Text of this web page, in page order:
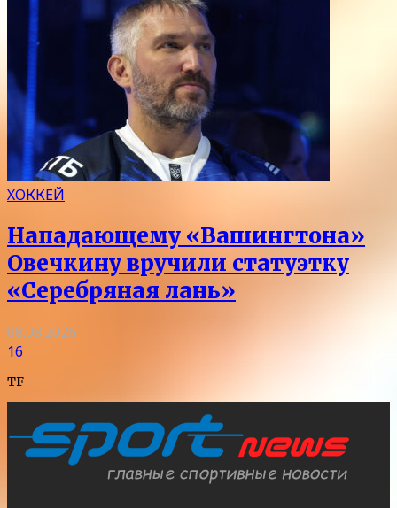
ХОККЕЙ
Нападающему «Вашингтона»
Овечкину вручили статуэтку
«Серебряная лань»
08.08.2026
16
TF